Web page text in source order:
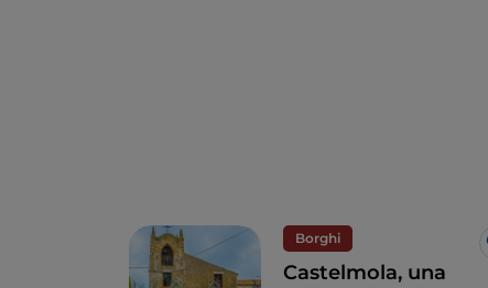
Borghi
Castelmola, una